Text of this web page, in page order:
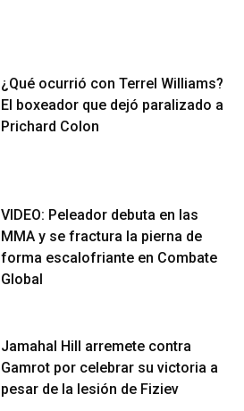
¿Qué ocurrió con Terrel Williams?
El boxeador que dejó paralizado a
Prichard Colon
VIDEO: Peleador debuta en las
MMA y se fractura la pierna de
forma escalofriante en Combate
Global
Jamahal Hill arremete contra
Gamrot por celebrar su victoria a
pesar de la lesión de Fiziev